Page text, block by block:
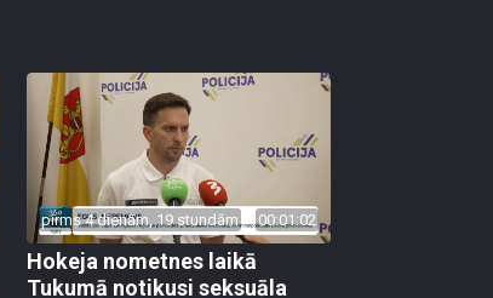
pirms 4 dienām, 19 stundām 00:01:02
Hokeja nometnes laikā
Tukumā notikusi seksuāla